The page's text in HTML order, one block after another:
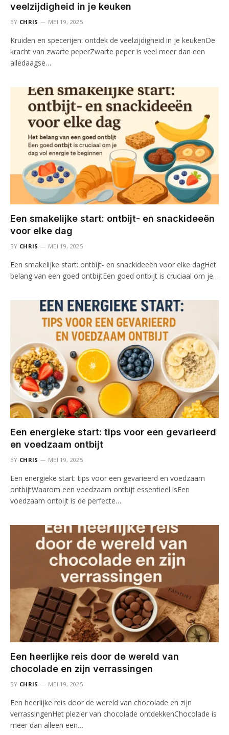
veelzijdigheid in je keuken
BY CHRIS MEI 19, 2025
Kruiden en specerijen: ontdek de veelzijdigheid in je keukenDe
kracht van zwarte peperZwarte peper is veel meer dan een
alledaagse…
Een smakelijke start: ontbijt- en snackideeën
voor elke dag
BY CHRIS MEI 19, 2025
Een smakelijke start: ontbijt- en snackideeën voor elke dagHet
belang van een goed ontbijtEen goed ontbijt is cruciaal om je…
Een energieke start: tips voor een gevarieerd
en voedzaam ontbijt
BY CHRIS MEI 19, 2025
Een energieke start: tips voor een gevarieerd en voedzaam
ontbijtWaarom een voedzaam ontbijt essentieel isEen
voedzaam ontbijt is de perfecte…
Een heerlijke reis door de wereld van
chocolade en zijn verrassingen
BY CHRIS MEI 19, 2025
Een heerlijke reis door de wereld van chocolade en zijn
verrassingenHet plezier van chocolade ontdekkenChocolade is
meer dan alleen een…